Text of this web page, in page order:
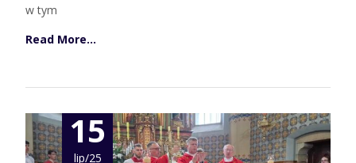
w tym
Read More…
15
lip/25